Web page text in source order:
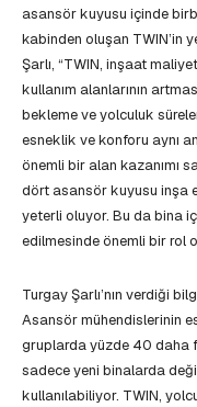
asansör kuyusu içinde
kabinden oluşan TWIN’in
Şarlı, “TWIN, inşaat
kullanım alanlarının
bekleme ve yolculuk
esneklik ve konforu aynı
önemli bir alan kazanımı
dört asansör kuyusu inşa
yeterli oluyor. Bu da bina
edilmesinde önemli bir rol
Turgay Şarlı’nın verdiği
Asansör mühendislerinin
gruplarda yüzde 40 daha
sadece yeni binalarda
kullanılabiliyor. TWIN,